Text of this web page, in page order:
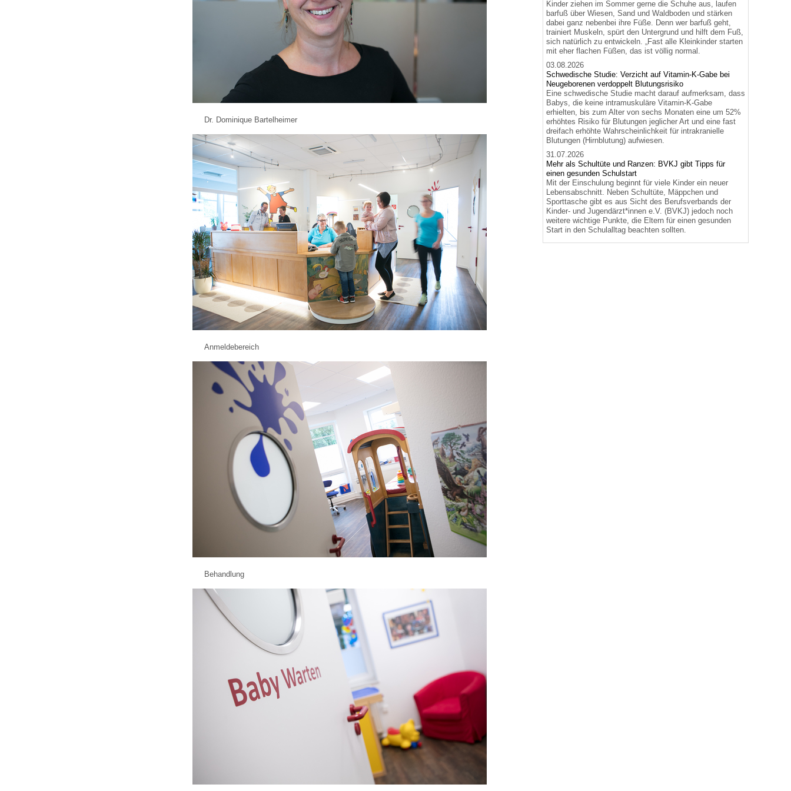
U0-Vorsorge
Dr. Dominique Bartelheimer
Anmeldebereich
Behandlung
Kinder ziehen im Sommer gerne die Schuhe aus, laufen
barfuß über Wiesen, Sand und Waldboden und stärken
dabei ganz nebenbei ihre Füße. Denn wer barfuß geht,
trainiert Muskeln, spürt den Untergrund und hilft dem Fuß,
sich natürlich zu entwickeln. „Fast alle Kleinkinder starten
mit eher flachen Füßen, das ist völlig normal.
03.08.2026
Schwedische Studie: Verzicht auf Vitamin-K-Gabe bei
Neugeborenen verdoppelt Blutungsrisiko
Eine schwedische Studie macht darauf aufmerksam, dass
Babys, die keine intramuskuläre Vitamin-K-Gabe
erhielten, bis zum Alter von sechs Monaten eine um 52%
erhöhtes Risiko für Blutungen jeglicher Art und eine fast
dreifach erhöhte Wahrscheinlichkeit für intrakranielle
Blutungen (Hirnblutung) aufwiesen.
31.07.2026
Mehr als Schultüte und Ranzen: BVKJ gibt Tipps für
einen gesunden Schulstart
Mit der Einschulung beginnt für viele Kinder ein neuer
Lebensabschnitt. Neben Schultüte, Mäppchen und
Sporttasche gibt es aus Sicht des Berufsverbands der
Kinder- und Jugendärzt*innen e.V. (BVKJ) jedoch noch
weitere wichtige Punkte, die Eltern für einen gesunden
Start in den Schulalltag beachten sollten.